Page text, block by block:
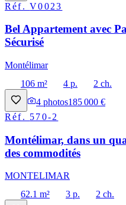
Réf.V0023
Bel Appartement avec
Sécurisé
Montélimar
106 m²
4 p.
2 ch.
4 photos185 000 €
Réf. 570-2
Montélimar, dans un
des commodités
MONTELIMAR
62.1 m²
3 p.
2 ch.